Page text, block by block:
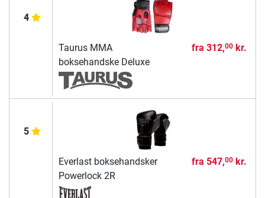
4
Taurus MMA
boksehandske Deluxe
fra 312,00kr.
5
Everlast boksehandsker
Powerlock 2R
fra 547,00kr.